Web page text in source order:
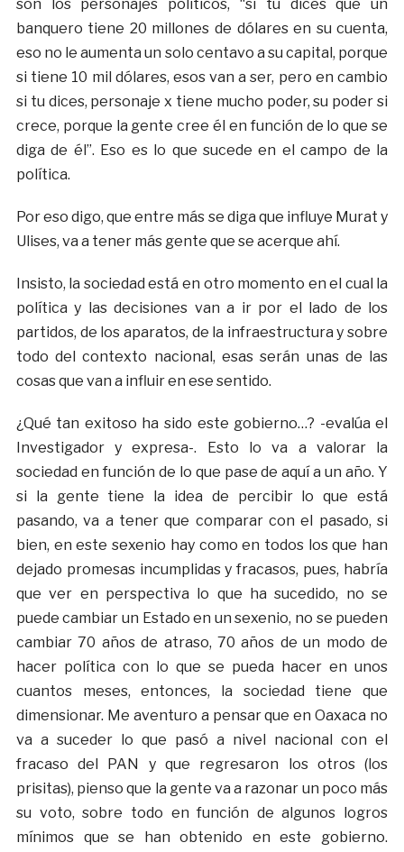
son los personajes políticos, “si tu dices que un
banquero tiene 20 millones de dólares en su cuenta,
eso no le aumenta un solo centavo a su capital, porque
si tiene 10 mil dólares, esos van a ser, pero en cambio
si tu dices, personaje x tiene mucho poder, su poder si
crece, porque la gente cree él en función de lo que se
diga de él”. Eso es lo que sucede en el campo de la
política.
Por eso digo, que entre más se diga que influye Murat y
Ulises, va a tener más gente que se acerque ahí.
Insisto, la sociedad está en otro momento en el cual la
política y las decisiones van a ir por el lado de los
partidos, de los aparatos, de la infraestructura y sobre
todo del contexto nacional, esas serán unas de las
cosas que van a influir en ese sentido.
¿Qué tan exitoso ha sido este gobierno…? -evalúa el
Investigador y expresa-. Esto lo va a valorar la
sociedad en función de lo que pase de aquí a un año. Y
si la gente tiene la idea de percibir lo que está
pasando, va a tener que comparar con el pasado, si
bien, en este sexenio hay como en todos los que han
dejado promesas incumplidas y fracasos, pues, habría
que ver en perspectiva lo que ha sucedido, no se
puede cambiar un Estado en un sexenio, no se pueden
cambiar 70 años de atraso, 70 años de un modo de
hacer política con lo que se pueda hacer en unos
cuantos meses, entonces, la sociedad tiene que
dimensionar. Me aventuro a pensar que en Oaxaca no
va a suceder lo que pasó a nivel nacional con el
fracaso del PAN y que regresaron los otros (los
prisitas), pienso que la gente va a razonar un poco más
su voto, sobre todo en función de algunos logros
mínimos que se han obtenido en este gobierno.